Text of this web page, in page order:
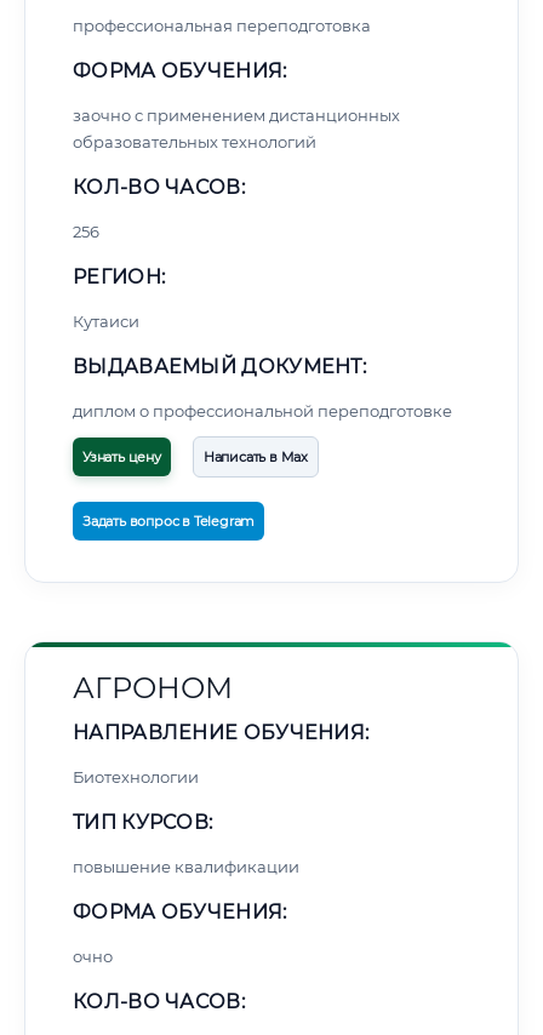
профессиональная переподготовка
ФОРМА ОБУЧЕНИЯ:
заочно с применением дистанционных
образовательных технологий
КОЛ-ВО ЧАСОВ:
256
РЕГИОН:
Кутаиси
ВЫДАВАЕМЫЙ ДОКУМЕНТ:
диплом о профессиональной переподготовке
Узнать цену Написать в Max
Задать вопрос в Telegram
АГРОНОМ
НАПРАВЛЕНИЕ ОБУЧЕНИЯ:
Биотехнологии
ТИП КУРСОВ:
повышение квалификации
ФОРМА ОБУЧЕНИЯ:
очно
КОЛ-ВО ЧАСОВ: